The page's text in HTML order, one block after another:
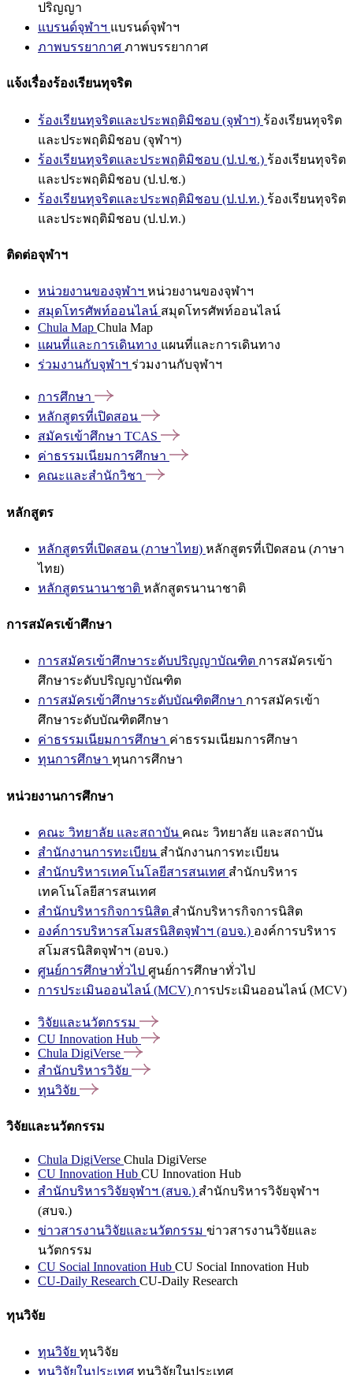
ปริญญา
แบรนด์จุฬาฯ แบรนด์จุฬาฯ
ภาพบรรยากาศ ภาพบรรยากาศ
แจ้งเรื่องร้องเรียนทุจริต
ร้องเรียนทุจริตและประพฤติมิชอบ (จุฬาฯ) ร้องเรียนทุจริต
และประพฤติมิชอบ (จุฬาฯ)
ร้องเรียนทุจริตและประพฤติมิชอบ (ป.ป.ช.) ร้องเรียนทุจริต
และประพฤติมิชอบ (ป.ป.ช.)
ร้องเรียนทุจริตและประพฤติมิชอบ (ป.ป.ท.) ร้องเรียนทุจริต
และประพฤติมิชอบ (ป.ป.ท.)
ติดต่อจุฬาฯ
หน่วยงานของจุฬาฯ หน่วยงานของจุฬาฯ
สมุดโทรศัพท์ออนไลน์ สมุดโทรศัพท์ออนไลน์
Chula Map Chula Map
แผนที่และการเดินทาง แผนที่และการเดินทาง
ร่วมงานกับจุฬาฯ ร่วมงานกับจุฬาฯ
การศึกษา
หลักสูตรที่เปิดสอน
สมัครเข้าศึกษา TCAS
ค่าธรรมเนียมการศึกษา
คณะและสำนักวิชา
หลักสูตร
หลักสูตรที่เปิดสอน (ภาษาไทย) หลักสูตรที่เปิดสอน (ภาษา
ไทย)
หลักสูตรนานาชาติ หลักสูตรนานาชาติ
การสมัครเข้าศึกษา
การสมัครเข้าศึกษาระดับปริญญาบัณฑิต การสมัครเข้า
ศึกษาระดับปริญญาบัณฑิต
การสมัครเข้าศึกษาระดับบัณฑิตศึกษา การสมัครเข้า
ศึกษาระดับบัณฑิตศึกษา
ค่าธรรมเนียมการศึกษา ค่าธรรมเนียมการศึกษา
ทุนการศึกษา ทุนการศึกษา
หน่วยงานการศึกษา
คณะ วิทยาลัย และสถาบัน คณะ วิทยาลัย และสถาบัน
สำนักงานการทะเบียน สำนักงานการทะเบียน
สำนักบริหารเทคโนโลยีสารสนเทศ สำนักบริหาร
เทคโนโลยีสารสนเทศ
สำนักบริหารกิจการนิสิต สำนักบริหารกิจการนิสิต
องค์การบริหารสโมสรนิสิตจุฬาฯ (อบจ.) องค์การบริหาร
สโมสรนิสิตจุฬาฯ (อบจ.)
ศูนย์การศึกษาทั่วไป ศูนย์การศึกษาทั่วไป
การประเมินออนไลน์ (MCV) การประเมินออนไลน์ (MCV)
วิจัยและนวัตกรรม
CU Innovation Hub
Chula DigiVerse
สำนักบริหารวิจัย
ทุนวิจัย
วิจัยและนวัตกรรม
Chula DigiVerse Chula DigiVerse
CU Innovation Hub CU Innovation Hub
สำนักบริหารวิจัยจุฬาฯ (สบจ.) สำนักบริหารวิจัยจุฬาฯ
(สบจ.)
ข่าวสารงานวิจัยและนวัตกรรม ข่าวสารงานวิจัยและ
นวัตกรรม
CU Social Innovation Hub CU Social Innovation Hub
CU-Daily Research CU-Daily Research
ทุนวิจัย
ทุนวิจัย ทุนวิจัย
ทุนวิจัยในประเทศ ทุนวิจัยในประเทศ